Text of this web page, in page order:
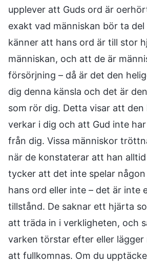
upplever att Guds ord är
exakt vad människan bör ta del
känner att hans ord är till stor
människan, och att de är
försörjning – då är det den
dig denna känsla och det är
som rör dig. Detta visar att den
verkar i dig och att Gud inte
från dig. Vissa människor
när de konstaterar att han
tycker att det inte spelar
hans ord eller inte – det är inte
tillstånd. De saknar ett hjärta
att träda in i verkligheten, och
varken törstar efter eller
att fullkomnas. Om du